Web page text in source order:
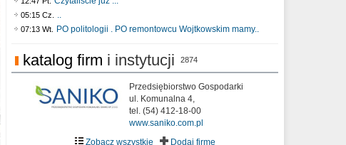
05:15 Cz. ..
07:13 Wt. PO politologii . PO remontowcu Wojtkowskim mamy..
katalog firm i instytucji 2874
Przedsiębiorstwo Gospodarki
ul. Komunalna 4,
tel. (54) 412-18-00
www.saniko.com.pl
Zobacz wszystkie
Dodaj firmę